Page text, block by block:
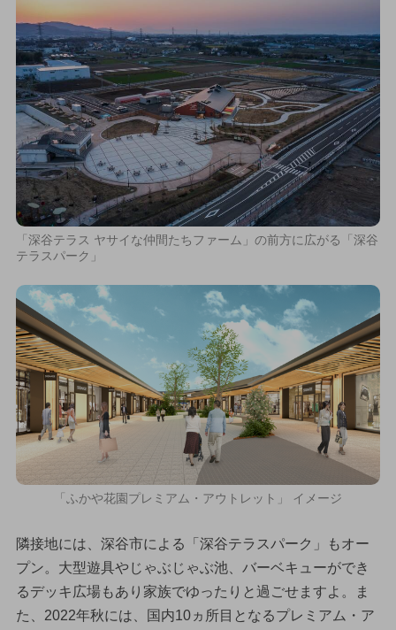
「深谷テラス ヤサイな仲間たちファーム」の前方に広がる「深谷
テラスパーク」
「ふかや花園プレミアム・アウトレット」 イメージ
隣接地には、深谷市による「深谷テラスパーク」もオー
プン。大型遊具やじゃぶじゃぶ池、バーベキューができ
るデッキ広場もあり家族でゆったりと過ごせますよ。ま
た、2022年秋には、国内10ヵ所目となるプレミアム・ア